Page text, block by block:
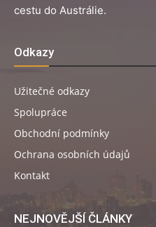
cestu do Austrálie.
Odkazy
Užitečné odkazy
Spolupráce
Obchodní podmínky
Ochrana osobních údajů
Kontakt
NEJNOVĚJŠÍ ČLÁNKY